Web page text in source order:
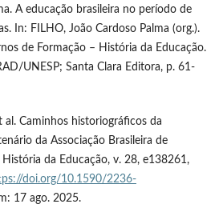
A educação brasileira no período de
In: FILHO, João Cardoso Palma (org.).
de Formação – História da Educação.
UNESP; Santa Clara Editora, p. 61-
al. Caminhos historiográficos da
da Associação Brasileira de
História da Educação, v. 28, e138261,
doi.org/10.1590/2236-
17 ago. 2025.